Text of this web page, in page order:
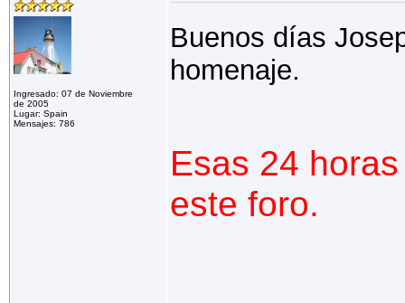
Ingresado: 07 de Noviembre
de 2005
Lugar: Spain
Mensajes: 786
Buenos días
homenaje.
Esas 24
este foro.